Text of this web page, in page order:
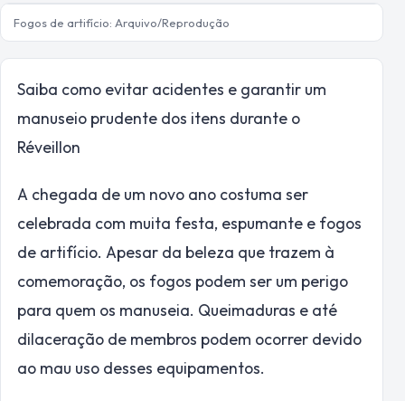
Fogos de artifício: Arquivo/Reprodução
Saiba como evitar acidentes e garantir um
manuseio prudente dos itens durante o
Réveillon
A chegada de um novo ano costuma ser
celebrada com muita festa, espumante e fogos
de artifício. Apesar da beleza que trazem à
comemoração, os fogos podem ser um perigo
para quem os manuseia. Queimaduras e até
dilaceração de membros podem ocorrer devido
ao mau uso desses equipamentos.